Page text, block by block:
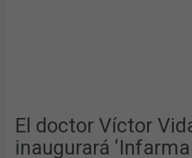
El doctor Víctor
inaugurará